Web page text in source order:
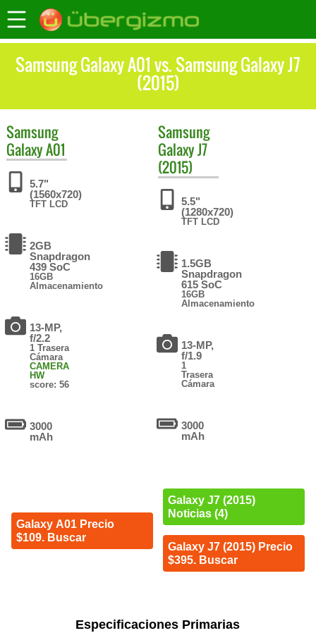
Samsung Galaxy A01 vs. Samsung Galaxy J7
(2015)
Samsung
Galaxy A01
5.7"
(1560x720)
TFT LCD
2GB
Snapdragon
439 SoC
16GB
Almacenamiento
13-MP,
f/2.2
1 Trasera
Cámara
CAMERA
HW
score: 56
3000
mAh
Galaxy A01 Precio
$109. Buscar
Samsung
Galaxy J7
(2015)
5.5"
(1280x720)
TFT LCD
1.5GB
Snapdragon
615 SoC
16GB
Almacenamiento
13-MP,
f/1.9
1
Trasera
Cámara
3000
mAh
Galaxy J7 (2015)
Noticias (4)
Galaxy J7 (2015) Precio
$395. Buscar
Especificaciones Primarias